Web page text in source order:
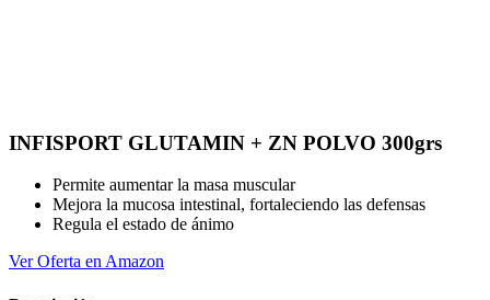
INFISPORT GLUTAMIN + ZN POLVO 300grs
Permite aumentar la masa muscular
Mejora la mucosa intestinal, fortaleciendo las defensas
Regula el estado de ánimo
Ver Oferta en Amazon